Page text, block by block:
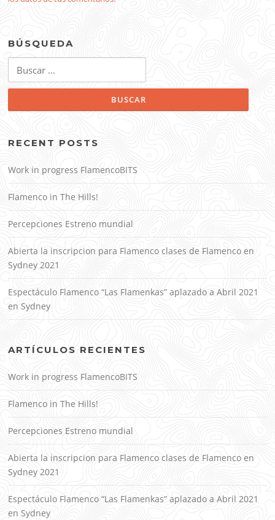
BÚSQUEDA
RECENT POSTS
Work in progress FlamencoBITS
Flamenco in The Hills!
Percepciones Estreno mundial
Abierta la inscripcion para Flamenco clases de Flamenco en
Sydney 2021
Espectáculo Flamenco “Las Flamenkas” aplazado a Abril 2021
en Sydney
ARTÍCULOS RECIENTES
Work in progress FlamencoBITS
Flamenco in The Hills!
Percepciones Estreno mundial
Abierta la inscripcion para Flamenco clases de Flamenco en
Sydney 2021
Espectáculo Flamenco “Las Flamenkas” aplazado a Abril 2021
en Sydney